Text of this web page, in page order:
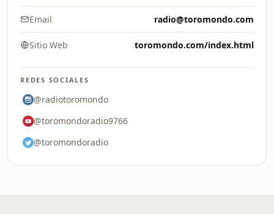
Email radio@toromondo.com
Sitio Web toromondo.com/index.html
REDES SOCIALES
@radiotoromondo
@toromondoradio9766
@toromondoradio